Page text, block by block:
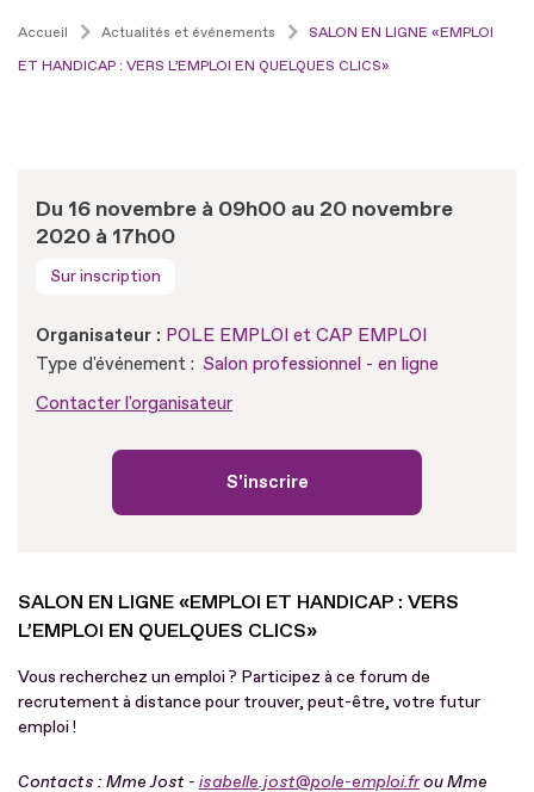
Accueil Actualités et événements
SALON EN LIGNE «EMPLOI
ET HANDICAP : VERS L’EMPLOI EN QUELQUES CLICS»
Du 16 novembre à 09h00 au 20 novembre
2020 à 17h00
Sur inscription
Organisateur : POLE EMPLOI et CAP EMPLOI
Type d'événement : Salon professionnel - en ligne
Contacter l'organisateur
S'inscrire
SALON EN LIGNE «EMPLOI ET HANDICAP : VERS
L’EMPLOI EN QUELQUES CLICS»
Vous recherchez un emploi ? Participez à ce forum de
recrutement à distance pour trouver, peut-être, votre futur
emploi !
Contacts : Mme Jost - isabelle.jost@pole-emploi.frou Mme